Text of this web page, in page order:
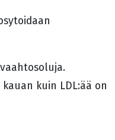
kuin LDL:ää on